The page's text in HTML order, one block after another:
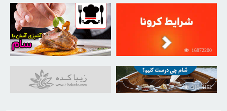
16872200
30258995
31044152